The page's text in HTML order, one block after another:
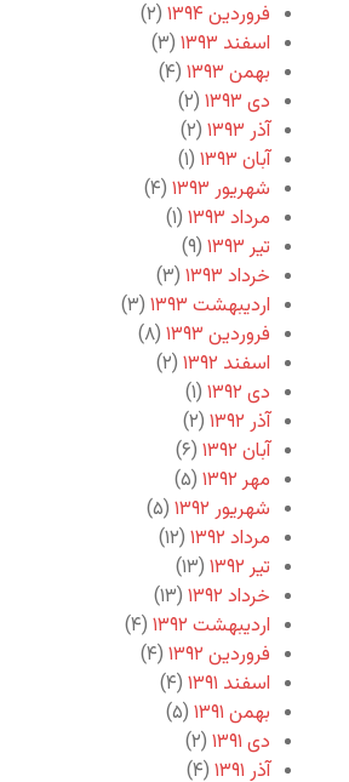
فروردین ۱۳۹۴
(۲)
اسفند ۱۳۹۳
(۳)
بهمن ۱۳۹۳
(۴)
دی ۱۳۹۳
(۲)
آذر ۱۳۹۳
(۲)
آبان ۱۳۹۳
(۱)
شهریور ۱۳۹۳
(۴)
مرداد ۱۳۹۳
(۱)
تیر ۱۳۹۳
(۹)
خرداد ۱۳۹۳
(۳)
اردیبهشت ۱۳۹۳
(۳)
فروردین ۱۳۹۳
(۸)
اسفند ۱۳۹۲
(۲)
دی ۱۳۹۲
(۱)
آذر ۱۳۹۲
(۲)
آبان ۱۳۹۲
(۶)
مهر ۱۳۹۲
(۵)
شهریور ۱۳۹۲
(۵)
مرداد ۱۳۹۲
(۱۲)
تیر ۱۳۹۲
(۱۳)
خرداد ۱۳۹۲
(۱۳)
اردیبهشت ۱۳۹۲
(۴)
فروردین ۱۳۹۲
(۴)
اسفند ۱۳۹۱
(۴)
بهمن ۱۳۹۱
(۵)
دی ۱۳۹۱
(۲)
آذر ۱۳۹۱
(۴)